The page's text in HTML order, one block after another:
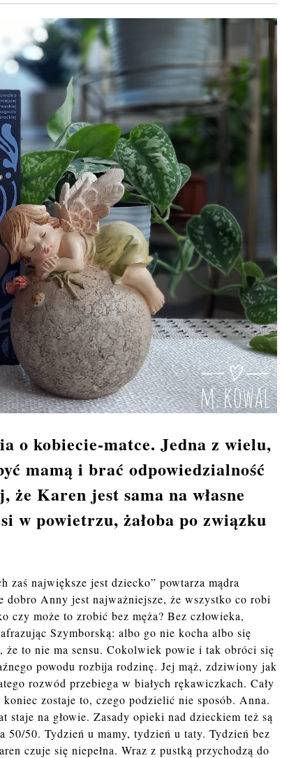
o kobiecie-matce. Jedna z wielu,
mamą i brać odpowiedzialność
Karen jest sama na własne
w powietrzu, żałoba po związku
naj­więk­sze jest dziec­ko” powtarza mądra
Anny jest najważniejsze, że wszystko co robi
czy może to zrobić bez męża? Bez człowieka,
Szymborską: albo go nie ko­cha albo się
że to nie ma sensu. Cokolwiek powie i tak obróci się
powodu rozbija rodzinę. Jej mąż, zdziwiony jak
rozwód przebiega w białych rękawiczkach. Cały
zostaje to, czego podzielić nie sposób. Anna.
na głowie. Zasady opieki nad dzieckiem też są
50/50. Tydzień u mamy, tydzień u taty. Tydzień bez
czuje się niepełna. Wraz z pustką przychodzą do